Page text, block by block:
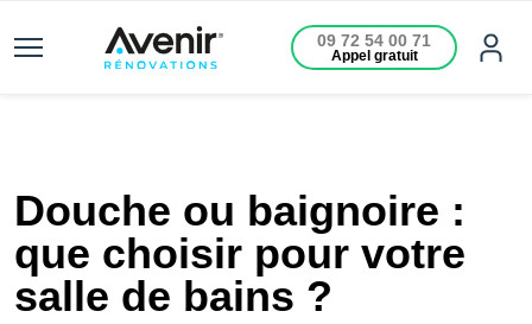
09 72 54 00 71
Appel gratuit
Douche ou baignoire :
que choisir pour votre
salle de bains ?